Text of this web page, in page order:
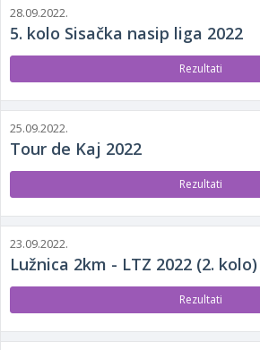
28.09.2022.
5. kolo Sisačka nasip liga 2022
Rezultati
25.09.2022.
Tour de Kaj 2022
Rezultati
23.09.2022.
Lužnica 2km - LTZ 2022 (2. kolo)
Rezultati